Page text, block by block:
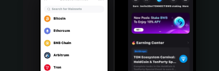
Português (Portugal)
Bahasa Indonesia